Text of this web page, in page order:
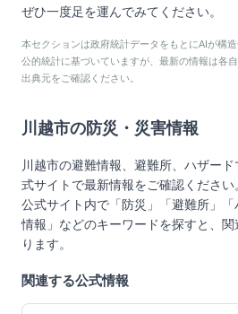
ぜひ一度足を運んでみてください。
本セクションは政府統計データをもとにAIが構
公的統計に基づいていますが、最新の情報は各
出典元をご確認ください。
川越市の防災・災害情報
川越市の避難情報、避難所、ハザード
式サイトで最新情報をご確認ください
公式サイト内で「防災」「避難所」
情報」などのキーワードを探すと、
ります。
関連する公式情報